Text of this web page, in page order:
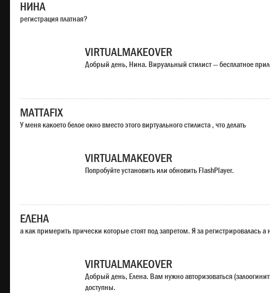
НИНА
регистрация платная?
VIRTUALMAKEOVER
Добрый день, Нина. Вируальный стилист — бесплатное
MATTAFIX
У меня какоето белое окно вместо этого виртуального стилиста , что делать
VIRTUALMAKEOVER
Попробуйте установить или обновить FlashPlayer.
ЕЛЕНА
а как примерить прически которые стоят под запретом. Я за регистрировалась
VIRTUALMAKEOVER
Добрый день, Елена. Вам нужно авторизоваться
доступны.